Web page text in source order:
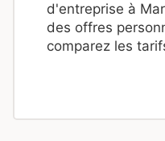
d'entreprise à
des offres
comparez les